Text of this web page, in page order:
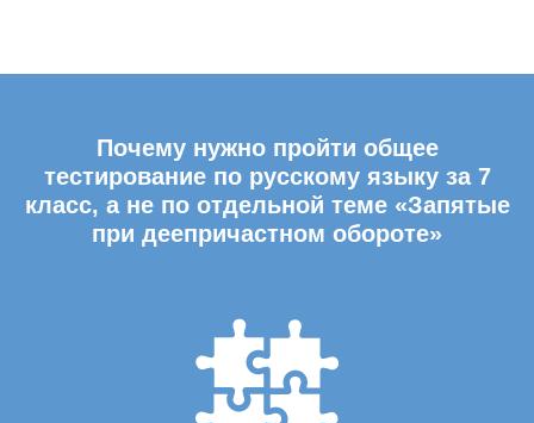
Почему нужно пройти общее
тестирование по русскому языку за 7
класс, а не по отдельной теме «Запятые
при деепричастном обороте»